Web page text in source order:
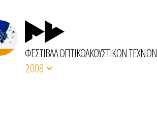
ΦΕΣΤΙΒΑΛ ΟΠΤΙΚΟΑΚΟΥΣΤΙΚΩΝ ΤΕΧΝΩΝ
2008